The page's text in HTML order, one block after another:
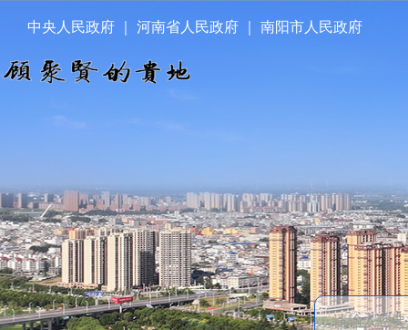
中央人民政府 河南省人民政府 南阳市人民政府